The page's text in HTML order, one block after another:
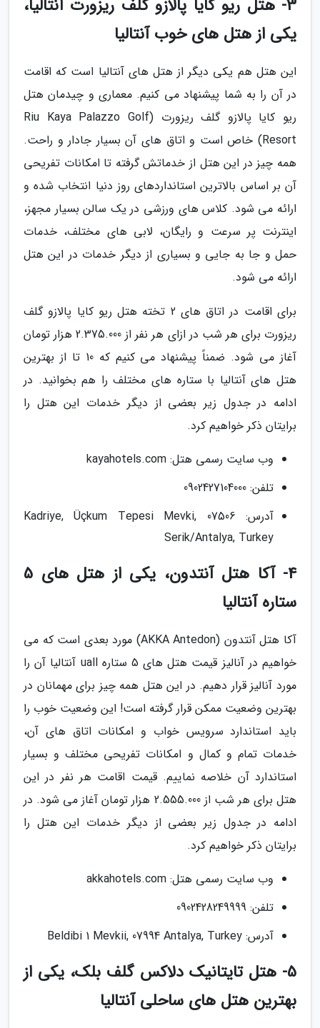
3- هتل ریو کایا پالازو گلف ریزورت آنتالیا،
یکی از هتل های خوب آنتالیا
این هتل هم یکی دیگر از هتل های آنتالیا است که اقامت
در آن را به شما پیشنهاد می کنیم. معماری و چیدمان هتل
ریو کایا پالازو گلف ریزورت (Riu Kaya Palazzo Golf
Resort) خاص است و اتاق های آن بسیار جادار و راحت.
همه چیز در این هتل از خدماتش گرفته تا امکانات تفریحی
آن بر اساس بالاترین استانداردهای روز دنیا انتخاب شده و
ارائه می شود. کلاس های ورزشی در یک سالن بسیار مجهز،
اینترنت پر سرعت و رایگان، لابی های مختلف، خدمات
حمل و جا به جایی و بسیاری از دیگر خدمات در این هتل
ارائه می شود.
برای اقامت در اتاق های 2 تخته هتل ریو کایا پالازو گلف
ریزورت برای هر شب در ازای هر نفر از 2.375.000 هزار تومان
آغاز می شود. ضمناً پیشنهاد می کنیم که 10 تا از بهترین
هتل های آنتالیا با ستاره های مختلف را هم بخوانید. در
ادامه در جدول زیر بعضی از دیگر خدمات این هتل را
برایتان ذکر خواهیم کرد.
وب سایت رسمی هتل: kayahotels.com
تلفن: 0902427104000
آدرس: Kadriye, Üçkum Tepesi Mevki, 07506
Serik/Antalya, Turkey
4- آکا هتل آنتدون، یکی از هتل های 5
ستاره آنتالیا
آکا هتل آنتدون (AKKA Antedon) مورد بعدی است که می
خواهیم در آنالیز قیمت هتل های 5 ستاره uall آنتالیا آن را
مورد آنالیز قرار دهیم. در این هتل همه چیز برای مهمانان در
بهترین وضعیت ممکن قرار گرفته است! این وضعیت خوب را
باید استاندارد سرویس خواب و امکانات اتاق های آن،
خدمات تمام و کمال و امکانات تفریحی مختلف و بسیار
استاندارد آن خلاصه نماییم. قیمت اقامت هر نفر در این
هتل برای هر شب از 2.555.000 هزار تومان آغاز می شود. در
ادامه در جدول زیر بعضی از دیگر خدمات این هتل را
برایتان ذکر خواهیم کرد.
وب سایت رسمی هتل: akkahotels.com
تلفن: 0902428249999
آدرس: Beldibi 1 Mevkii, 07994 Antalya, Turkey
5- هتل تایتانیک دلاکس گلف بلک، یکی از
بهترین هتل های ساحلی آنتالیا